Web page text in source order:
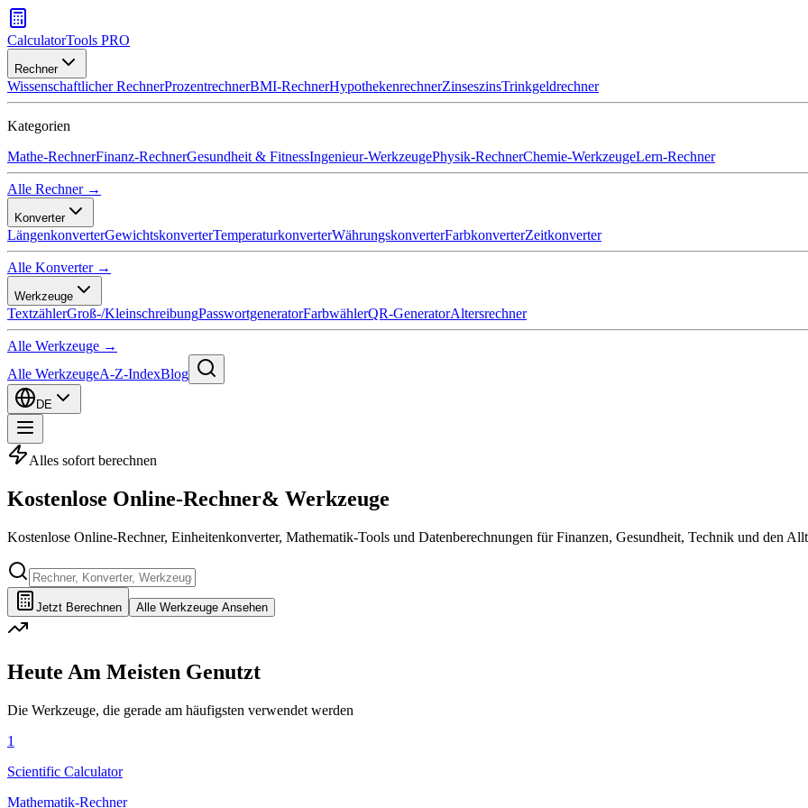
CalculatorTools PRO
Rechner
Wissenschaftlicher RechnerProzentrechnerBMI-RechnerHypothekenrechnerZinseszinsTrinkgeldrechner
Kategorien
Mathe-RechnerFinanz-RechnerGesundheit & FitnessIngenieur-WerkzeugePhysik-RechnerChemie-WerkzeugeLern-Rechner
Alle Rechner →
Konverter
LängenkonverterGewichtskonverterTemperaturkonverterWährungskonverterFarbkonverterZeitkonverter
Alle Konverter →
Werkzeuge
TextzählerGroß-/KleinschreibungPasswortgeneratorFarbwählerQR-GeneratorAltersrechner
Alle Werkzeuge →
Alle WerkzeugeA-Z-IndexBlog
DE
Alles sofort berechnen
Kostenlose Online-Rechner& Werkzeuge
Kostenlose Online-Rechner, Einheitenkonverter, Mathematik-Tools und Datenberechnungen für Finanzen, Gesundheit, Technik und den
Jetzt Berechnen Alle Werkzeuge Ansehen
Heute Am Meisten Genutzt
Die Werkzeuge, die gerade am häufigsten verwendet werden
1
Scientific Calculator
Mathematik-Rechner